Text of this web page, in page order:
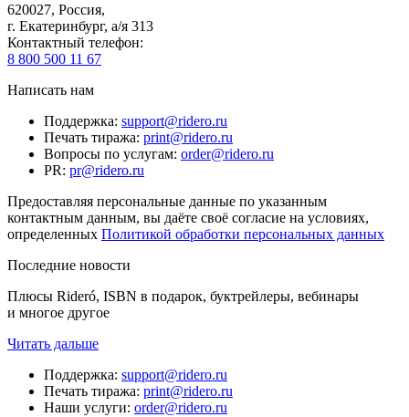
620027, Россия,
г. Екатеринбург, а/я 313
Контактный телефон:
8 800 500 11 67
Написать нам
Поддержка: support@ridero.ru
Печать тиража: print@ridero.ru
Вопросы по услугам: order@ridero.ru
PR: pr@ridero.ru
Предоставляя персональные данные по указанным
контактным данным, вы даёте своё согласие на условиях,
определенных Политикой обработки персональных данных
Последние новости
Плюсы Rideró, ISBN в подарок, буктрейлеры, вебинары
и многое другое
Читать дальше
Поддержка: support@ridero.ru
Печать тиража: print@ridero.ru
Наши услуги: order@ridero.ru